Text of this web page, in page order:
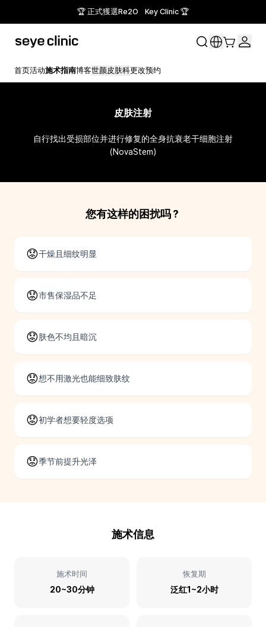
🏆 正式獲選Re2O Key Clinic 🏆
首页活动施术指南博客世颜皮肤科更改预约
皮肤注射
自行找出受损部位并进行修复的全身抗衰老干细胞注射
（NovaStem）
您有这样的困扰吗？
😟干燥且细纹明显
😟市售保湿品不足
😟肤色不均且暗沉
😟想不用激光也能细致肤纹
😟初学者想要轻度选项
😟季节前提升光泽
施术信息
施术时间
20~30分钟
恢复期
泛红1~2小时